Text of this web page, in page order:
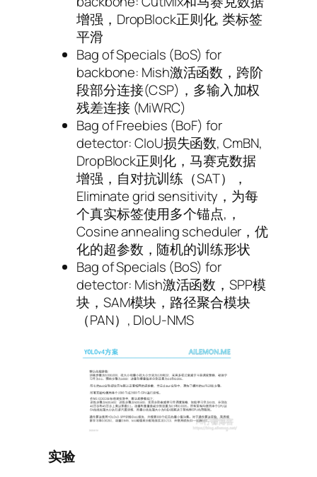
增强，DropBlock正则化, 类标签
平滑
Bag of Specials (BoS) for
backbone: Mish激活函数，跨阶
段部分连接(CSP)，多输入加权
残差连接 (MiWRC)
Bag of Freebies (BoF) for
detector: CIoU损失函数, CmBN,
DropBlock正则化，马赛克数据
增强，自对抗训练（SAT），
Eliminate grid sensitivity，为每
个真实标签使用多个锚点,，
Cosine annealing scheduler，优
化的超参数，随机的训练形状
Bag of Specials (BoS) for
detector: Mish激活函数，SPP模
块，SAM模块，路径聚合模块
（PAN）, DIoU-NMS
实验